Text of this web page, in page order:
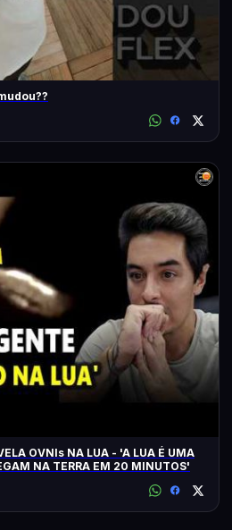
o que mudou??
OVNIs NA LUA - 'A LUA É UMA
NA TERRA EM 20 MINUTOS'